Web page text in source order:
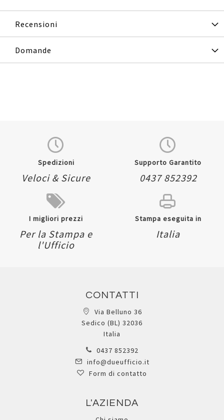
Recensioni
Domande
Spedizioni
Veloci & Sicure
Supporto Garantito
0437 852392
I migliori prezzi
Per la Stampa e
l'Ufficio
Stampa eseguita in
Italia
CONTATTI
Via Belluno 36
Sedico (BL) 32036
Italia
0437 852392
info@dueufficio.it
Form di contatto
L'AZIENDA